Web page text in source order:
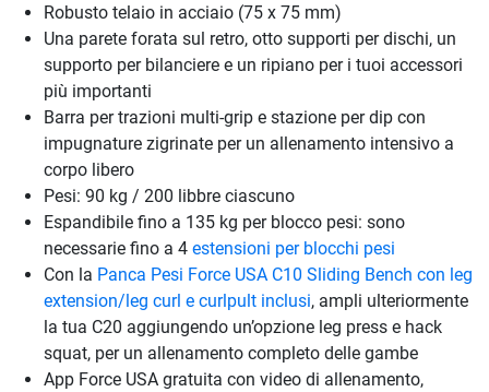
Robusto telaio in acciaio (75 x 75 mm)
Una parete forata sul retro, otto supporti per dischi, un
supporto per bilanciere e un ripiano per i tuoi accessori
più importanti
Barra per trazioni multi-grip e stazione per dip con
impugnature zigrinate per un allenamento intensivo a
corpo libero
Pesi: 90 kg / 200 libbre ciascuno
Espandibile fino a 135 kg per blocco pesi: sono
necessarie fino a 4 estensioni per blocchi pesi
Con la Panca Pesi Force USA C10 Sliding Bench con leg
extension/leg curl e curlpult inclusi, ampli ulteriormente
la tua C20 aggiungendo un’opzione leg press e hack
squat, per un allenamento completo delle gambe
App Force USA gratuita con video di allenamento,